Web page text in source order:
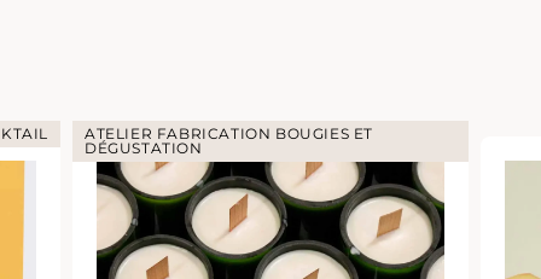
ATELIER FABRICATION BOUGIES ET
DÉGUSTATION